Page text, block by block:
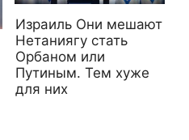
Израиль Они мешают
Нетаниягу стать
Орбаном или
Путиным. Тем хуже
для них